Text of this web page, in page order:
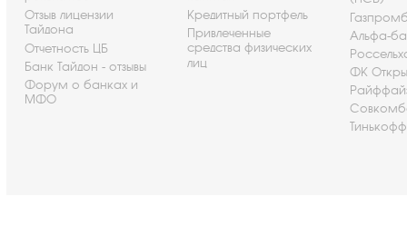
Отзыв лицензии
Тайдона
Отчетность ЦБ
Банк Тайдон - отзывы
Форум о банках и
МФО
Кредитный портфель
Привлеченные
средства физических
лиц
Альфа-
ФК